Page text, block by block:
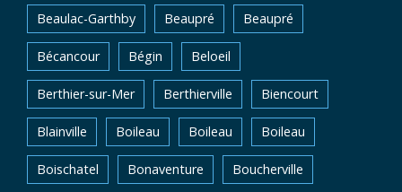
Beaulac-Garthby Beaupré Beaupré
Bécancour Bégin Beloeil
Berthier-sur-Mer Berthierville Biencourt
Blainville Boileau Boileau Boileau
Boischatel Bonaventure Boucherville